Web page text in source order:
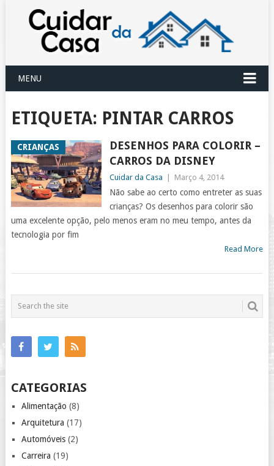
MENU
ETIQUETA: PINTAR CARROS
CRIANÇAS
DESENHOS PARA COLORIR –
CARROS DA DISNEY
Cuidar da Casa Março 4, 2014
Não sabe ao certo como entreter as suas
crianças? Os desenhos para colorir são
uma excelente opção, pelo menos eram no meu tempo, antes da
tecnologia por fim
Read More
CATEGORIAS
Alimentação (8)
Arquitetura (17)
Automóveis(2)
Carreira (19)